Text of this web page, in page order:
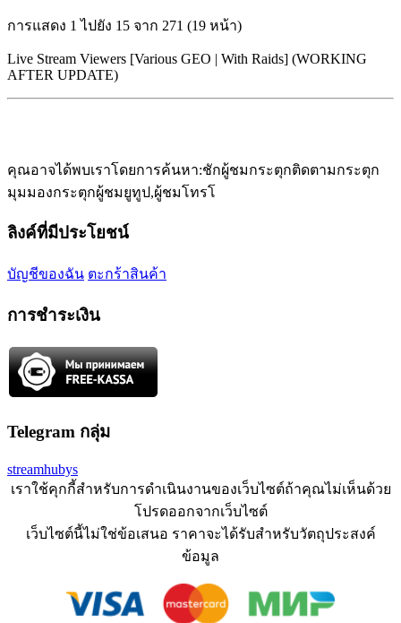
การแสดง 1 ไปยัง 15 จาก 271 (19 หน้า)
Live Stream Viewers [Various GEO | With Raids] (WORKING
AFTER UPDATE)
คุณอาจได้พบเราโดยการค้นหา:ชักผู้ชมกระตุกติดตามกระตุก
มุมมองกระตุกผู้ชมยูทูป,ผู้ชมโทรโ
ลิงค์ที่มีประโยชน์
บัญชีของฉัน ตะกร้าสินค้า
การชำระเงิน
Telegram กลุ่ม
streamhubys
เราใช้คุกกี้สำหรับการดำเนินงานของเว็บไซต์ถ้าคุณไม่เห็นด้วย
โปรดออกจากเว็บไซต์
เว็บไซต์นี้ไม่ใช่ข้อเสนอ ราคาจะได้รับสำหรับวัตถุประสงค์
ข้อมูล